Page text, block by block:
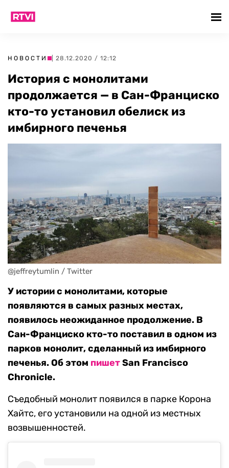
НОВОСТИ | 28.12.2020 / 12:12
История с монолитами
продолжается — в Сан-Франциско
кто-то установил обелиск из
имбирного печенья
@jeffreytumlin / Twitter
У истории с монолитами, которые
появляются в самых разных местах,
появилось неожиданное продолжение. В
Сан-Франциско кто-то поставил в одном из
парков монолит, сделанный из имбирного
печенья. Об этом пишетSan Francisco
Chronicle.
Съедобный монолит появился в парке Корона
Хайтс, его установили на одной из местных
возвышенностей.